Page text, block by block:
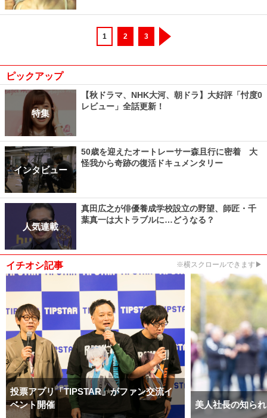
1 2 3
ピックアップ
特集
【秋ドラマ、NHK大河、朝ドラ】大好評「忖度0
レビュー」全話更新！
インタビュー
50歳を迎えたオートレーサー森且行に密着 大
怪我から奇跡の復活ドキュメンタリー
人気連載
真田広之が俳優養成学校設立の野望、師匠・千
葉真一は大トラブルに…どうなる？
イチオシ記事 ※横スクロールできます▶
投票アプリ「TIPSTAR」がファン交流イ
ベント開催
美人社長の知ら